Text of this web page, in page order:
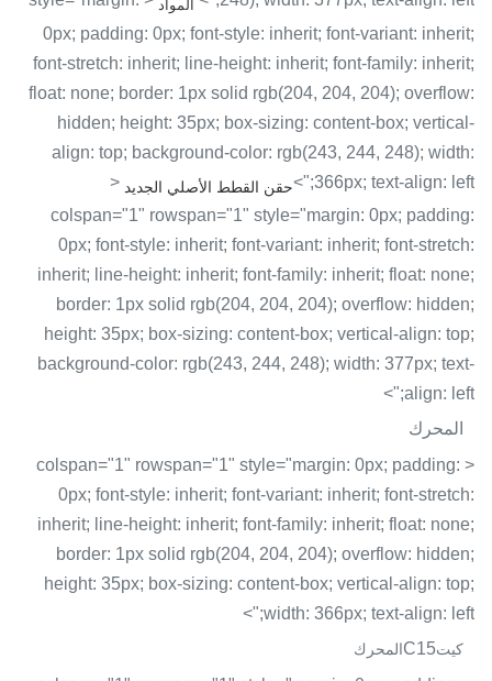
المواد
0px; padding: 0px; font-style: inherit; font-variant: inherit;
font-stretch: inherit; line-height: inherit; font-family: inherit;
float: none; border: 1px solid rgb(204, 204, 204); overflow:
hidden; height: 35px; box-sizing: content-box; vertical-
align: top; background-color: rgb(243, 244, 248); width:
366px; text-align: left;">
حقن القطط الأصلي الجديد <
colspan="1" rowspan="1" style="margin: 0px; padding:
0px; font-style: inherit; font-variant: inherit; font-stretch:
inherit; line-height: inherit; font-family: inherit; float: none;
border: 1px solid rgb(204, 204, 204); overflow: hidden;
height: 35px; box-sizing: content-box; vertical-align: top;
background-color: rgb(243, 244, 248); width: 377px; text-
align: left;">
المحرك
< colspan="1" rowspan="1" style="margin: 0px; padding:
0px; font-style: inherit; font-variant: inherit; font-stretch:
inherit; line-height: inherit; font-family: inherit; float: none;
border: 1px solid rgb(204, 204, 204); overflow: hidden;
height: 35px; box-sizing: content-box; vertical-align: top;
width: 366px; text-align: left;">
كيتC15المحرك